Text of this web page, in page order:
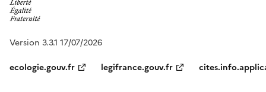
Version 3.3.1 17/07/2026
ecologie.gouv.fr
legifrance.gouv.fr